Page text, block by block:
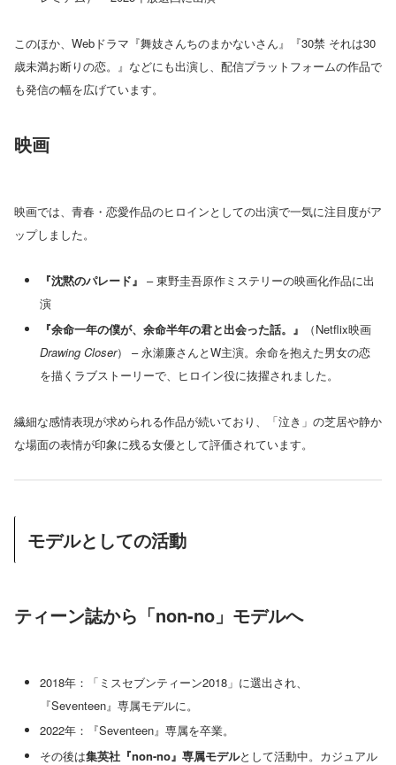
このほか、Webドラマ『舞妓さんちのまかないさん』『30禁 それは30
歳未満お断りの恋。』などにも出演し、配信プラットフォームの作品で
も発信の幅を広げています。
映画
映画では、青春・恋愛作品のヒロインとしての出演で一気に注目度がア
ップしました。
『沈黙のパレード』 – 東野圭吾原作ミステリーの映画化作品に出
演
『余命一年の僕が、余命半年の君と出会った話。』
（Netflix映画
Drawing Closer） – 永瀬廉さんとW主演。余命を抱えた男女の恋
を描くラブストーリーで、ヒロイン役に抜擢されました。
繊細な感情表現が求められる作品が続いており、「泣き」の芝居や静か
な場面の表情が印象に残る女優として評価されています。
モデルとしての活動
ティーン誌から「non-no」モデルへ
2018年：「ミスセブンティーン2018」に選出され、
『Seventeen』専属モデルに。
2022年：『Seventeen』専属を卒業。
その後は集英社『non-no』専属モデルとして活動中。カジュアル